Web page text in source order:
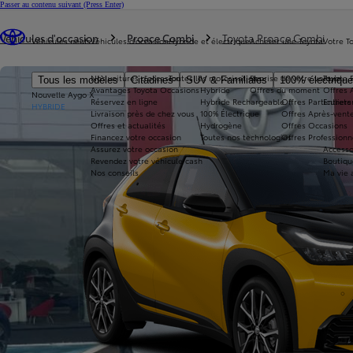
Passer au contenu suivant (Press Enter)
Véhicules neufs
Tous les modèles Citadines SUV & Familiales 100%
Nouvelle Aygo X
HYBRIDE
Véhicules d'occasion
Nos voitures d'occasion
Avantages Toyota Occasions
Réservez en ligne
Livraison près de chez vous
Offres et actualités
Financez votre occasion
Assurez votre occasion
Revendez votre véhicule cash
Nos conseils
Hybride et électrique
Toutes les motorisations
Hybride
Hybride Rechargeable
100% Électrique
Hydrogène
Toutes nos technologies
Acheter une Toyota
Reprise de votre voiture
Offres du moment
Offres Particuliers
Offres Après-
Offres Occasions
Offres
Votre
Toyota
Offres
Ma vie
Véhicules d'occasion Proace Combi Toyota Proace Combi